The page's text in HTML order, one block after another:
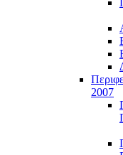
2007